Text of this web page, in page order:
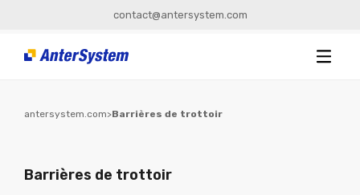
contact@antersystem.com
antersystem.com>Barrières de trottoir
Barrières de trottoir